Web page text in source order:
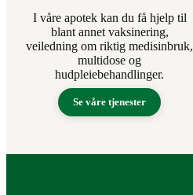
I våre apotek kan du få hjelp til
blant annet vaksinering,
veiledning om riktig medisinbruk,
multidose og
hudpleiebehandlinger.
Se våre tjenester